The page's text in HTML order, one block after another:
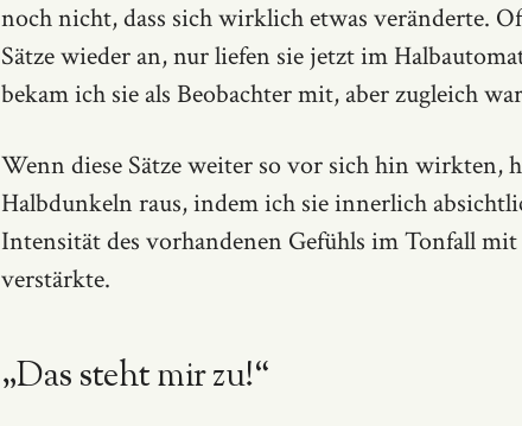
noch nicht, dass sich wirklich etwas veränderte.
Sätze wieder an, nur liefen sie jetzt im
bekam ich sie als Beobachter mit, aber zugleich
Wenn diese Sätze weiter so vor sich hin wirkten,
Halbdunkeln raus, indem ich sie innerlich
Intensität des vorhandenen Gefühls im Tonfall
verstärkte.
„Das steht mir zu!“